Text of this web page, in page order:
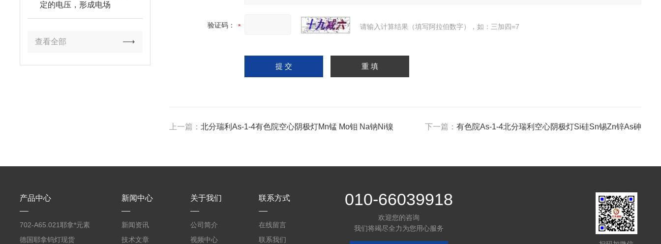
定的电压，形成电场
查看全部
验证码： 请输入计算结果（填写阿拉伯数字），如：三加四=7
上一篇： 北分瑞利As-1-4有色院空心阴极灯Mn锰 Mo钼 Na钠Ni镍 下一篇： 有色院As-1-4北分瑞利空心阴极灯Si硅Sn锡Zn锌As砷
产品中心
702-A65.021耶拿*元素
分析仪反应罐
德国耶拿钨灯现货
新闻中心
新闻资讯
技术文章
关于我们
公司简介
视频中心
联系方式
在线留言
联系我们
010-66039918
欢迎您的咨询
我们将竭尽全力为您用心服务